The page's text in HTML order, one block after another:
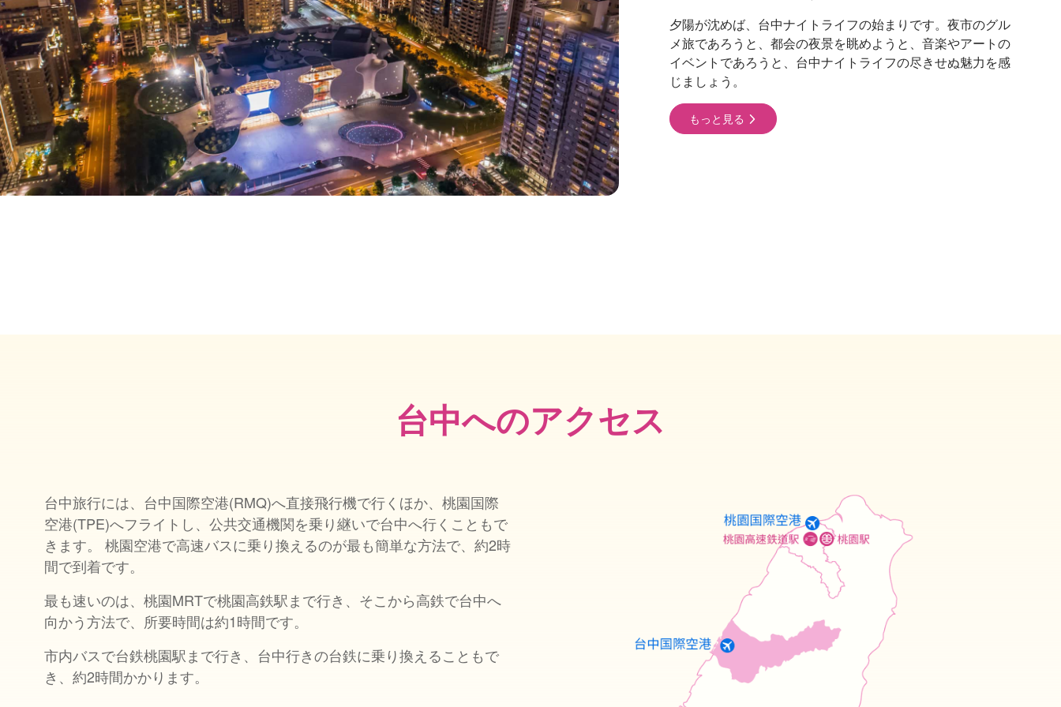
夕陽が沈めば、台中ナイトライフの始まりです。夜市のグル
メ旅であろうと、都会の夜景を眺めようと、音楽やアートの
イベントであろうと、台中ナイトライフの尽きせぬ魅力を感
じましょう。
もっと見る
台中へのアクセス
台中旅行には、台中国際空港(RMQ)へ直接飛行機で行くほか、桃園国際
空港(TPE)へフライトし、公共交通機関を乗り継いで台中へ行くこともで
きます。 桃園空港で高速バスに乗り換えるのが最も簡単な方法で、約2時
間で到着です。
最も速いのは、桃園MRTで桃園高鉄駅まで行き、そこから高鉄で台中へ
向かう方法で、所要時間は約1時間です。
市内バスで台鉄桃園駅まで行き、台中行きの台鉄に乗り換えることもで
き、約2時間かかります。